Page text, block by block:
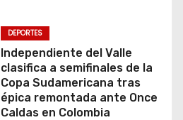
DEPORTES
Independiente del Valle
clasifica a semifinales de la
Copa Sudamericana tras
épica remontada ante Once
Caldas en Colombia